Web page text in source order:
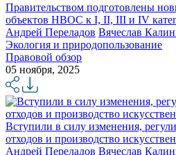
Правительством подготовлены
объектов НВОС к I, II, III и IV
Андрей Переладов Вячеслав
Экология и природопользование
Правовой обзор
05 ноября, 2025
Вступили в силу изменения,
отходов и производство
Андрей Переладов Вячеслав